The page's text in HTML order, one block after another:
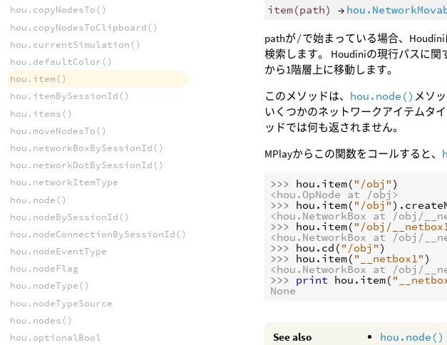
item(path) →
pathが/で始まっている場合、
検索します。 Houdiniの現行パスに関
から1階層上に移動します。
このメソッドは、 hou.node() メソ
いくつかのネットワークアイテムタ
ッドでは何も返されません。
MPlayからこの関数をコールすると、
>>> hou . item( "/obj" )
<hou.OpNode at /obj>
>>> hou . item( "/obj" ) .
<hou.NetworkBox at /obj/
>>> hou . item( "/obj/
<hou.NetworkBox at /obj/
>>> hou . cd ( "/obj" )
>>> hou . item( "__netbox1" )
<hou.NetworkBox at /obj/
>>> print hou . item(
None
See also
hou.node()
hou.copyNodesTo()
hou.copyNodesToClipboard()
hou.currentSimulation()
hou.defaultColor()
hou.item()
hou.itemBySessionId()
hou.items()
hou.moveNodesTo()
hou.networkBoxBySessionId()
hou.networkDotBySessionId()
hou.networkItemType
hou.node()
hou.nodeBySessionId()
hou.nodeConnectionBySessionId()
hou.nodeEventType
hou.nodeFlag
hou.nodeType()
hou.nodeTypeSource
hou.nodes()
hou.optionalBool